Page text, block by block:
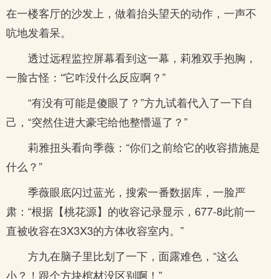
在一楼客厅的沙发上，做着抬头望天的动作，一声不
吭地发着呆。
透过远程监控屏幕看到这一幕，莉雅双手抱胸，
一脸古怪：“它咋没什么反应啊？”
“有没有可能是傻眼了？”方九试着代入了一下自
己，“突然住进大豪宅给他整懵逼了？”
莉雅扭头看向季薇：“你们之前给它的收容措施是
什么？”
季薇眼底闪过蓝光，搜索一番数据库，一脸严
肃：“根据【桃花源】的收容记录显示，677-8此前一
直被收容在3X3X3的方体收容室内。”
方九在脑子里比划了一下，面露难色，“这么
小？！跟个方块棺材没区别啊！”